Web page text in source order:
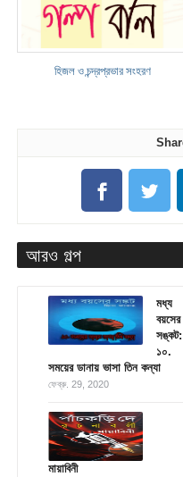
হিজল ও চন্দ্রপ্রভার সংহরণ
আরও গল্প
মধ্য
বয়সের
সঙ্কট:
১০.
সময়ের ডানায় ভাসা তিন কন্যা
ফেব্রু. 29, 2020
মায়াবিনী